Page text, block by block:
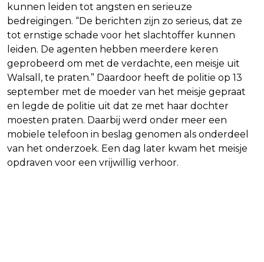
kunnen leiden tot angsten en serieuze
bedreigingen. “De berichten zijn zo serieus, dat ze
tot ernstige schade voor het slachtoffer kunnen
leiden. De agenten hebben meerdere keren
geprobeerd om met de verdachte, een meisje uit
Walsall, te praten.” Daardoor heeft de politie op 13
september met de moeder van het meisje gepraat
en legde de politie uit dat ze met haar dochter
moesten praten. Daarbij werd onder meer een
mobiele telefoon in beslag genomen als onderdeel
van het onderzoek. Een dag later kwam het meisje
opdraven voor een vrijwillig verhoor.